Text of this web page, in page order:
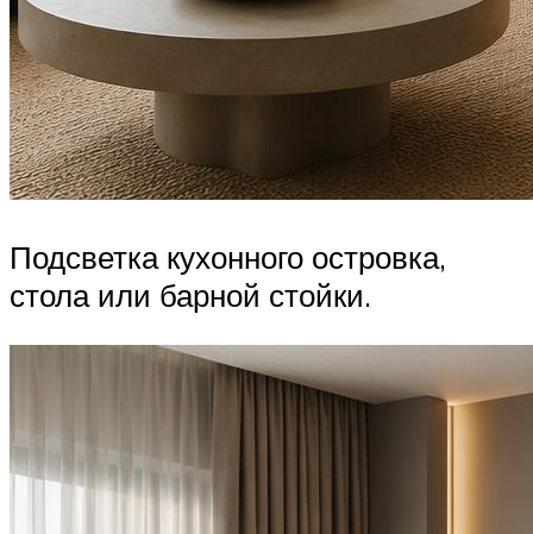
Подсветка кухонного островка,
стола или барной стойки.